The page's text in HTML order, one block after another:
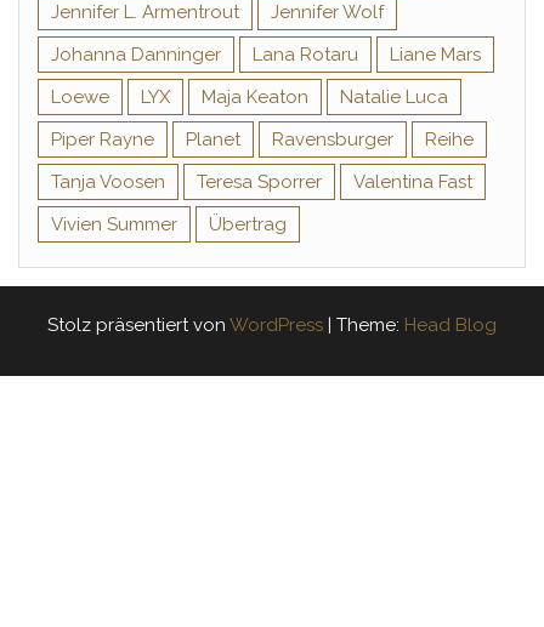
Jennifer L. Armentrout
Jennifer Wolf
Johanna Danninger
Lana Rotaru
Liane Mars
Loewe
LYX Maja Keaton
Natalie Luca
Piper Rayne
Planet Ravensburger
Reihe
Tanja Voosen
Teresa Sporrer
Valentina Fast
Vivien Summer
Übertrag
Stolz präsentiert von WordPress Theme: Head Blog